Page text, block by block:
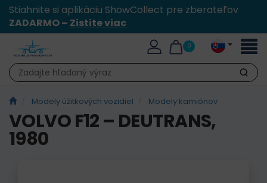
Stiahnite si aplikáciu ShowCollect pre zberateľov
ZADARMO – Zistite viac
0
Hľadať
Modely úžitkových vozidiel Modely kamiónov
VOLVO F12 – DEUTRANS,
1980